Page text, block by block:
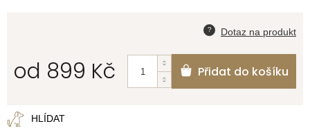
od 899 Kč Přidat do košíku
HLÍDAT